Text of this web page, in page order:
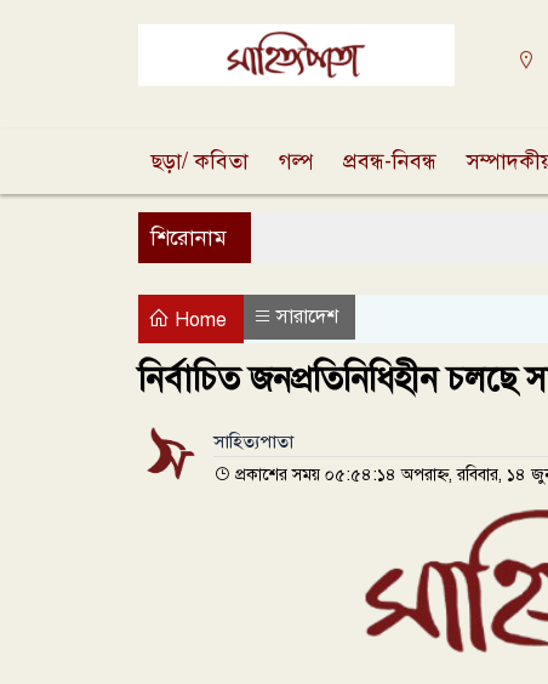
ছড়া/ কবিতা গল্প প্রবন্ধ-নিবন্ধ
শিরোনাম
Home সারাদেশ
নির্বাচিত জনপ্রতিনিধিহীন চলছে
সাহিত্যপাতা
প্রকাশের সময় ০৫:৫৪:১৪ অপরাহ্ন, রবিবার, ১৪